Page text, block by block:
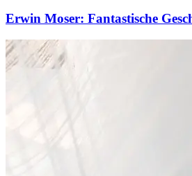
Erwin Moser: Fantastische